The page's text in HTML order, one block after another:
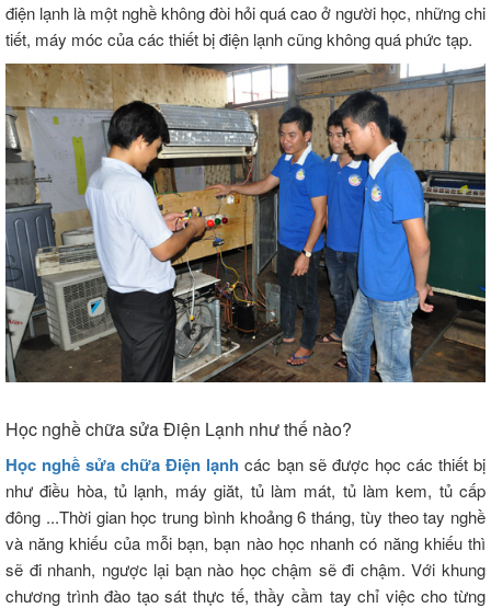
điện lạnh là một nghề không đòi hỏi quá cao ở người học, những chi
tiết, máy móc của các thiết bị điện lạnh cũng không quá phức tạp.
Học nghề chữa sửa Điện Lạnh như thế nào?
Học nghề sửa chữa Điện lạnh các bạn sẽ được học các thiết bị
như điều hòa, tủ lạnh, máy giăt, tủ làm mát, tủ làm kem, tủ cấp
đông ...Thời gian học trung bình khoảng 6 tháng, tùy theo tay nghề
và năng khiếu của mỗi bạn, bạn nào học nhanh có năng khiếu thì
sẽ đi nhanh, ngược lại bạn nào học chậm sẽ đi chậm. Với khung
chương trình đào tạo sát thực tế, thầy cầm tay chỉ việc cho từng